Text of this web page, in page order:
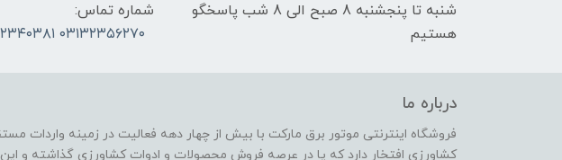
شنبه تا پنجشنبه 8 صبح الی 8 شب پاسخگو
هستیم
شماره تماس:
۰۳۱۳۲۳۵۶۲۷۰ ۰۳۱۳۲۳۴۰۳۸۱ 09138734936 03132373169
درباره ما
فروشگاه اینترنتی موتور برق مارکت با بیش از چهار دهه فعالیت در زمینه واردات
کشاورزی افتخار دارد که پا در عرصه فروش محصولات و ادوات کشاورزی گذاشته و این